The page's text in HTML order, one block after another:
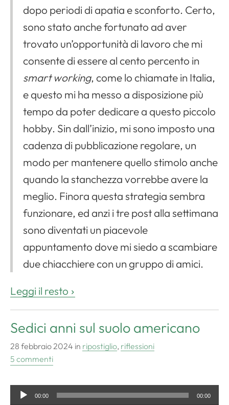
dopo periodi di apatia e sconforto. Certo,
sono stato anche fortunato ad aver
trovato un’opportunità di lavoro che mi
consente di essere al cento percento in
smart working, come lo chiamate in Italia,
e questo mi ha messo a disposizione più
tempo da poter dedicare a questo piccolo
hobby. Sin dall’inizio, mi sono imposto una
cadenza di pubblicazione regolare, un
modo per mantenere quello stimolo anche
quando la stanchezza vorrebbe avere la
meglio. Finora questa strategia sembra
funzionare, ed anzi i tre post alla settimana
sono diventati un piacevole
appuntamento dove mi siedo a scambiare
due chiacchiere con un gruppo di amici.
Leggi il resto
Sedici anni sul suolo americano
28 febbraio 2024 in ripostiglio, riflessioni
5 commenti
00:00 00:00